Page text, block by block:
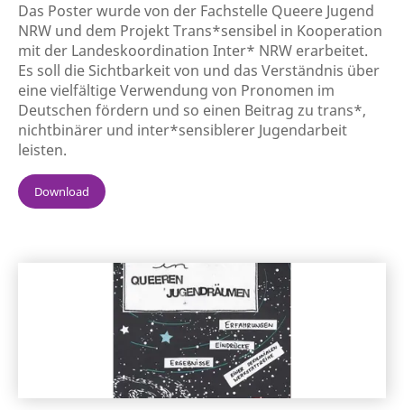
Das Poster wurde von der Fachstelle Queere Jugend
NRW und dem Projekt Trans*sensibel in Kooperation
mit der Landeskoordination Inter* NRW erarbeitet.
Es soll die Sichtbarkeit von und das Verständnis über
eine vielfältige Verwendung von Pronomen im
Deutschen fördern und so einen Beitrag zu trans*,
nichtbinärer und inter*sensiblerer Jugendarbeit
leisten.
Download